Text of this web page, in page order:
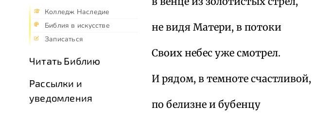
Колледж Наследие
Библия в искусстве
Записаться
Читать Библию
Рассылки и
уведомления
не видя Матери, в потоки
Своих небес уже смотрел.
И рядом, в темноте счастливой,
по белизне и бубенцу